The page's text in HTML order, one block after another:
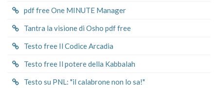
pdf free One MINUTE Manager
Tantra la visione di Osho pdf free
Testo free Il Codice Arcadia
Testo free Il potere della Kabbalah
Testo su PNL: "il calabrone non lo sa!"